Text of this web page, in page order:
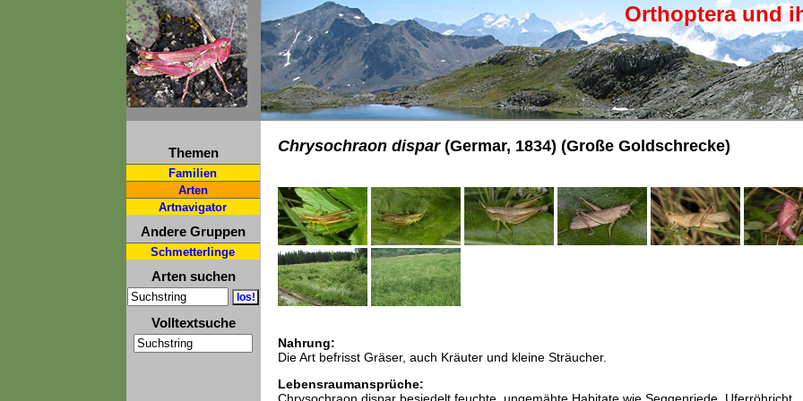
Orthoptera und
Themen
Familien
Arten
Artnavigator
Andere Gruppen
Schmetterlinge
Arten suchen
Volltextsuche
Chrysochraon dispar(Germar, 1834) (Große Goldschrecke)
Nahrung:
Die Art befrisst Gräser, auch Kräuter und kleine Sträucher.
Lebensraumansprüche: